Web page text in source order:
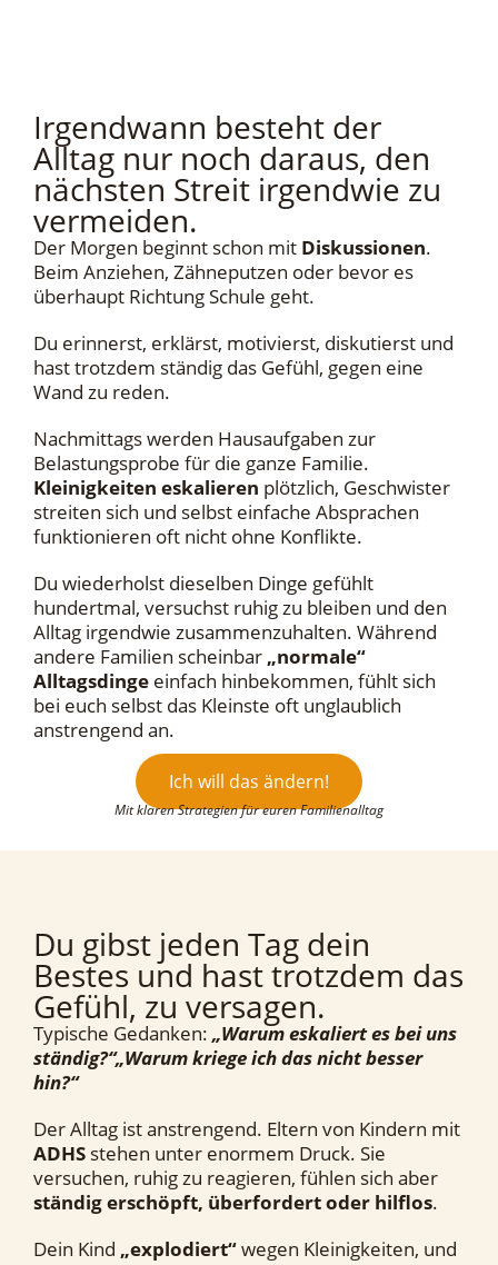
Irgendwann besteht der
Alltag nur noch daraus, den
nächsten Streit irgendwie zu
vermeiden.
Der Morgen beginnt schon mit Diskussionen.
Beim Anziehen, Zähneputzen oder bevor es
überhaupt Richtung Schule geht.
Du erinnerst, erklärst, motivierst, diskutierst und
hast trotzdem ständig das Gefühl, gegen eine
Wand zu reden.
Nachmittags werden Hausaufgaben zur
Belastungsprobe für die ganze Familie.
Kleinigkeiten eskalieren plötzlich, Geschwister
streiten sich und selbst einfache Absprachen
funktionieren oft nicht ohne Konflikte.
Du wiederholst dieselben Dinge gefühlt
hundertmal, versuchst ruhig zu bleiben und den
Alltag irgendwie zusammenzuhalten. Während
andere Familien scheinbar „normale“
Alltagsdinge einfach hinbekommen, fühlt sich
bei euch selbst das Kleinste oft unglaublich
anstrengend an.
Ich will das ändern!
Mit klaren Strategien für euren Familienalltag
Du gibst jeden Tag dein
Bestes und hast trotzdem das
Gefühl, zu versagen.
Typische Gedanken: „Warum eskaliert es bei uns
ständig?“„Warum kriege ich das nicht besser
hin?“
Der Alltag ist anstrengend. Eltern von Kindern mit
ADHS stehen unter enormem Druck. Sie
versuchen, ruhig zu reagieren, fühlen sich aber
ständig erschöpft, überfordert oder hilflos.
Dein Kind „explodiert“wegen Kleinigkeiten, und